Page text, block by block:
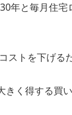
年と毎月住
トを下げる
く得する買